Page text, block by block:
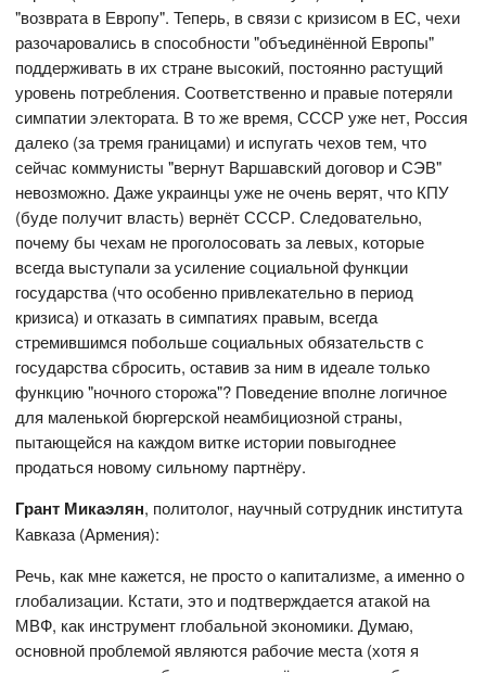
"возврата в Европу". Теперь, в связи с кризисом в ЕС, чехи
разочаровались в способности "объединённой Европы"
поддерживать в их стране высокий, постоянно растущий
уровень потребления. Соответственно и правые потеряли
симпатии электората. В то же время, СССР уже нет, Россия
далеко (за тремя границами) и испугать чехов тем, что
сейчас коммунисты "вернут Варшавский договор и СЭВ"
невозможно. Даже украинцы уже не очень верят, что КПУ
(буде получит власть) вернёт СССР. Следовательно,
почему бы чехам не проголосовать за левых, которые
всегда выступали за усиление социальной функции
государства (что особенно привлекательно в период
кризиса) и отказать в симпатиях правым, всегда
стремившимся побольше социальных обязательств с
государства сбросить, оставив за ним в идеале только
функцию "ночного сторожа"? Поведение вполне логичное
для маленькой бюргерской неамбициозной страны,
пытающейся на каждом витке истории повыгоднее
продаться новому сильному партнёру.
Грант Микаэлян, политолог, научный сотрудник института
Кавказа (Армения):
Речь, как мне кажется, не просто о капитализме, а именно о
глобализации. Кстати, это и подтверждается атакой на
МВФ, как инструмент глобальной экономики. Думаю,
основной проблемой являются рабочие места (хотя я